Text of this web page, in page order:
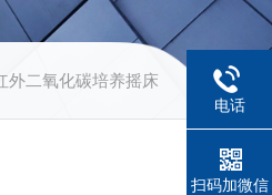
外二氧化碳培养摇床
电话
扫码加微信